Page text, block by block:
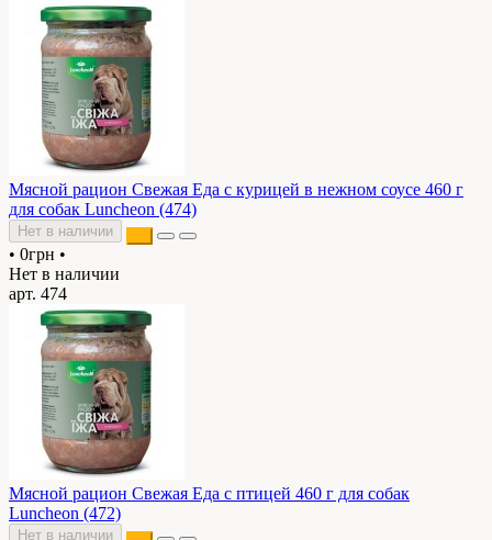
Мясной рацион Свежая Еда с курицей в нежном соусе 460 г
для собак Luncheon (474)
Нет в наличии
• 0грн •
Нет в наличии
арт. 474
Мясной рацион Свежая Еда с птицей 460 г для собак
Luncheon (472)
Нет в наличии